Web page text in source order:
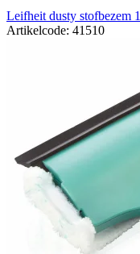
Leifheit dusty stofbezem
Artikelcode: 41510